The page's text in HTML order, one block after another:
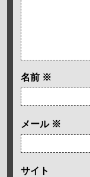
名前 ※
メール ※
サイト